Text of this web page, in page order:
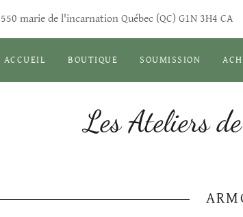
550 marie de l'incarnation Québec (QC) G1N 3H4 CA
ACCUEIL BOUTIQUE SOUMISSION
Les Ateliers